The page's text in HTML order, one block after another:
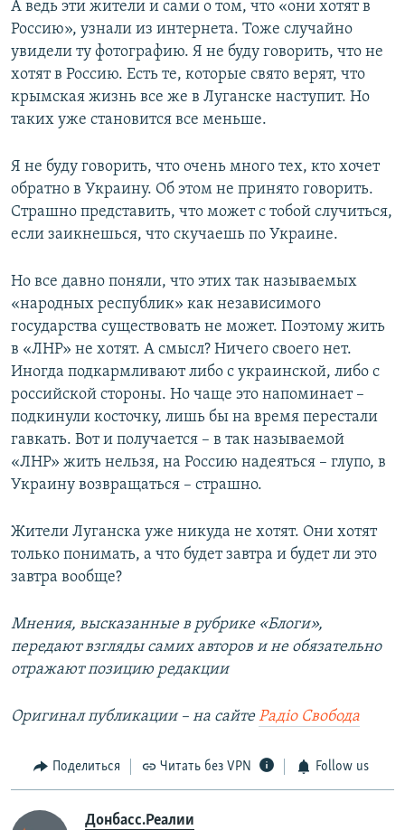
А ведь эти жители и сами о том, что «они хотят в
Россию», узнали из интернета. Тоже случайно
увидели ту фотографию. Я не буду говорить, что не
хотят в Россию. Есть те, которые свято верят, что
крымская жизнь все же в Луганске наступит. Но
таких уже становится все меньше.
Я не буду говорить, что очень много тех, кто хочет
обратно в Украину. Об этом не принято говорить.
Страшно представить, что может с тобой случиться,
если заикнешься, что скучаешь по Украине.
Но все давно поняли, что этих так называемых
«народных республик» как независимого
государства существовать не может. Поэтому жить
в «ЛНР» не хотят. А смысл? Ничего своего нет.
Иногда подкармливают либо с украинской, либо с
российской стороны. Но чаще это напоминает –
подкинули косточку, лишь бы на время перестали
гавкать. Вот и получается – в так называемой
«ЛНР» жить нельзя, на Россию надеяться – глупо, в
Украину возвращаться – страшно.
Жители Луганска уже никуда не хотят. Они хотят
только понимать, а что будет завтра и будет ли это
завтра вообще?
Мнения, высказанные в рубрике «Блоги»,
передают взгляды самих авторов и не обязательно
отражают позицию редакции
Оригинал публикации –​ на сайтеРадіо Свобода
Поделиться Читать без VPN Follow us
Донбасс.Реалии